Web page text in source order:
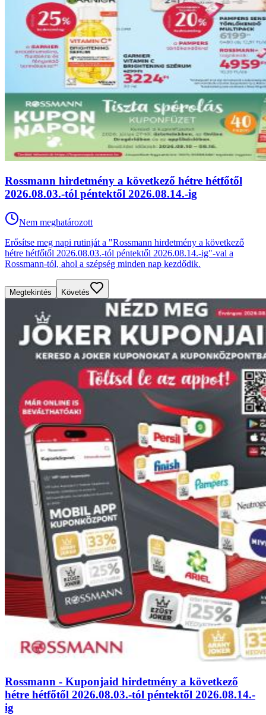
Rossmann hirdetmény a következő hétre hétfőtől
2026.08.03.-tól péntektől 2026.08.14.-ig
Nem meghatározott
Erősítse meg napi rutinját a "Rossmann hirdetmény a következő
hétre hétfőtől 2026.08.03.-tól péntektől 2026.08.14.-ig"-val a
Rossmann-tól, ahol a szépség minden nap kezdődik.
Megtekintés Követés
Rossmann - Kuponjaid hirdetmény a következő
hétre hétfőtől 2026.08.03.-tól péntektől 2026.08.14.-
ig